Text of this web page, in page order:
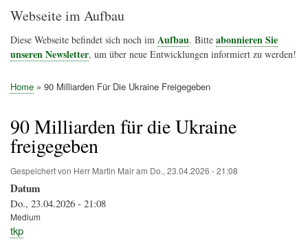
Aktionen
Friedensbewegung
Friedensprojekte
Home
Konflikte
Links
Narichtenlinks
News
Politik
Termine
Texte
Kunst
Friedensexperten
Friedensforschung
Friedensinitiativen
Friedensnachrichten
Webseite im Aufbau
Diese Webseite befindet sich noch im Aufbau. Bitte abonnieren Sie
unseren Newsletter, um über neue Entwicklungen informiert zu werden!
Home 90 Milliarden Für Die Ukraine Freigegeben
90 Milliarden für die Ukraine
freigegeben
Gespeichert von Herr Martin Mairam Do., 23.04.2026 - 21:08
Datum
Do., 23.04.2026 - 21:08
Medium
tkp